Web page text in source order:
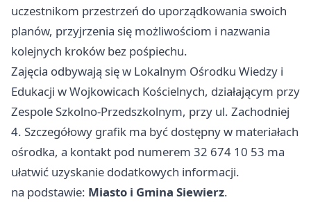
uczestnikom przestrzeń do uporządkowania swoich
planów, przyjrzenia się możliwościom i nazwania
kolejnych kroków bez pośpiechu.
Zajęcia odbywają się w Lokalnym Ośrodku Wiedzy i
Edukacji w Wojkowicach Kościelnych, działającym przy
Zespole Szkolno-Przedszkolnym, przy ul. Zachodniej
4. Szczegółowy grafik ma być dostępny w materiałach
ośrodka, a kontakt pod numerem 32 674 10 53 ma
ułatwić uzyskanie dodatkowych informacji.
na podstawie: Miasto i Gmina Siewierz.